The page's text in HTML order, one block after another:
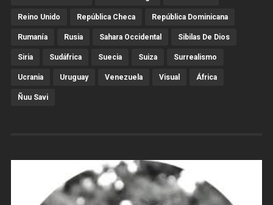
Reino Unido República Checa República Dominicana
Rumanía Rusia Sahara Occidental Sibilas De Dios
Siria Sudáfrica Suecia Suiza Surrealismo
Ucrania Uruguay Venezuela Visual África
Ñuu Savi